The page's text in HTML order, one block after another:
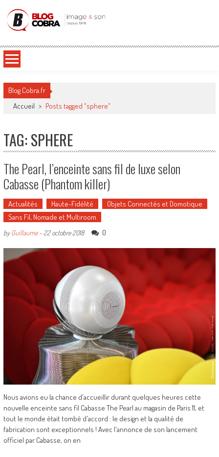
Blog Cobra
Blog Cobra.fr
Accueil > Posts tagged "sphere"
TAG: SPHERE
The Pearl, l’enceinte sans fil de luxe selon
Cabasse (Phantom killer)
Actualités Haute-Fidélité
Objets Connectés et Domotique
Sans Fil, Nomade et Multiroom
byGuillaume- 22 octobre 2018 0
Nous avions eu la chance d'accueillir durant quelques heures cette
nouvelle enceinte sans fil Cabasse The Pearl au magasin de Paris 11, et
tout le monde était tombé d'accord : le design et la qualité de
fabrication sont exceptionnels ! Avec l'annonce de son lancement
officiel par Cabasse, on en